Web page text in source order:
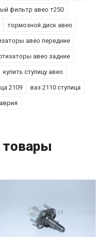
фильтр авео т250
тормозной диск авео
авео передние
авео задние
купить ступицу авео
2109 ваз 2110 ступица